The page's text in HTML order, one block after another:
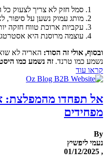
סמל חזק לא צריך לצעוק כל
מותג עמוק נשען על סיפור,
עקביות ארוכת טווח חזקה
עוצמה מרוסנת היא
ובסוף, אולי זה הסוד: האריה לא
נשמע כמו טרנד. זה נשמע כמו
קראו עוד
מפחידים
By
נעמי ליפשיץ
, 01/12/2025